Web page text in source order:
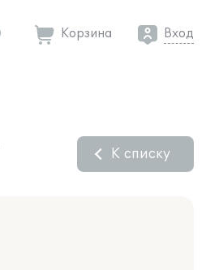
Корзина Вход
К списку